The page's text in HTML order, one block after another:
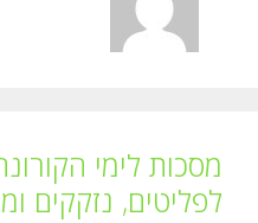
מסכות לימי
לפליטים, נזקקים